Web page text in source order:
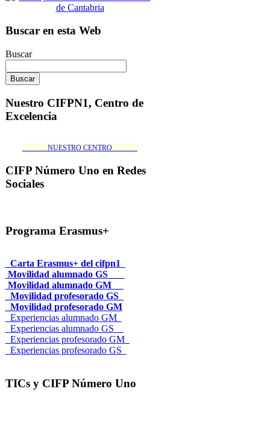
Buscar en esta Web
Buscar
Nuestro CIFPN1, Centro de
Excelencia
_______NUESTRO CENTRO_______
CIFP Número Uno en Redes
Sociales
Programa Erasmus+
_Carta Erasmus+ del cifpn1
Movilidad alumnado GS___
Movilidad alumnado GM__
_Movilidad profesorado GS_
_Movilidad profesorado GM
_Experiencias alumnado GM_
_Experiencias alumnado GS__
_Experiencias profesorado GM_
_Experiencias profesorado GS_
TICs y CIFP Número Uno